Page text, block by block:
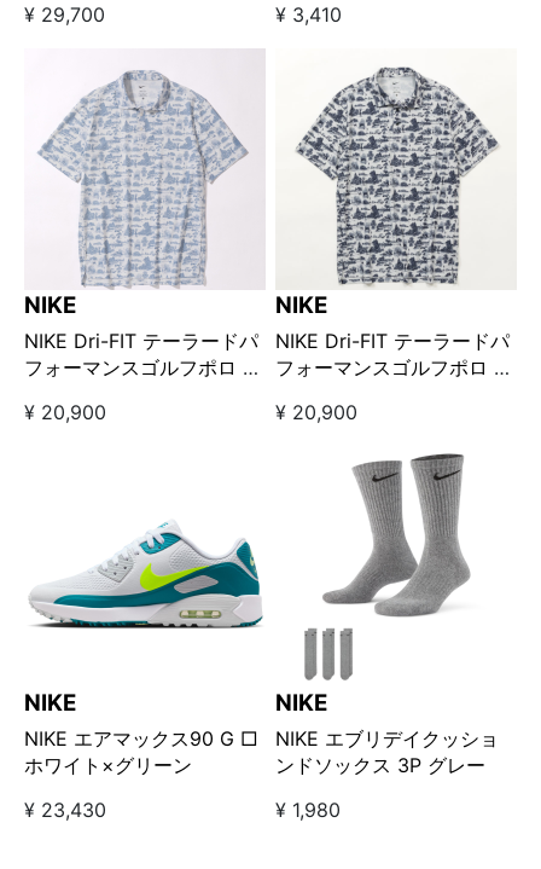
¥ 29,700
¥ 3,410
NIKE
NIKE Dri-FIT テーラードパ
フォーマンスゴルフポロ ブ
¥ 20,900
NIKE
NIKE Dri-FIT テーラードパ
フォーマンスゴルフポロ ネ
¥ 20,900
NIKE
NIKE エアマックス90 G □
ホワイト×グリーン
¥ 23,430
NIKE
NIKE エブリデイクッショ
ンドソックス 3P グレー
¥ 1,980